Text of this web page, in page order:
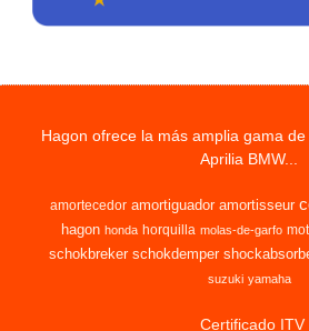
Hagon ofrece la más amplia gama
Aprilia BMW...
amortecedor amortiguador amortisseur
hagon honda horquilla molas-de-garfo
schokbreker schokdemper
suzuki yamaha
Certificado ITV